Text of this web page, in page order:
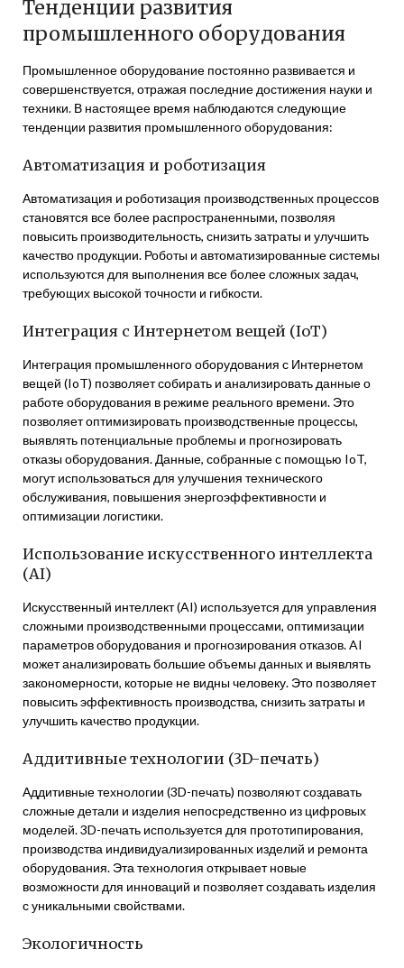
Тенденции развития
промышленного оборудования
Промышленное оборудование постоянно развивается и
совершенствуется, отражая последние достижения науки и
техники. В настоящее время наблюдаются следующие
тенденции развития промышленного оборудования:
Автоматизация и роботизация
Автоматизация и роботизация производственных процессов
становятся все более распространенными, позволяя
повысить производительность, снизить затраты и улучшить
качество продукции. Роботы и автоматизированные системы
используются для выполнения все более сложных задач,
требующих высокой точности и гибкости.
Интеграция с Интернетом вещей (IoT)
Интеграция промышленного оборудования с Интернетом
вещей (IoT) позволяет собирать и анализировать данные о
работе оборудования в режиме реального времени. Это
позволяет оптимизировать производственные процессы,
выявлять потенциальные проблемы и прогнозировать
отказы оборудования. Данные, собранные с помощью IoT,
могут использоваться для улучшения технического
обслуживания, повышения энергоэффективности и
оптимизации логистики.
Использование искусственного интеллекта
(AI)
Искусственный интеллект (AI) используется для управления
сложными производственными процессами, оптимизации
параметров оборудования и прогнозирования отказов. AI
может анализировать большие объемы данных и выявлять
закономерности, которые не видны человеку. Это позволяет
повысить эффективность производства, снизить затраты и
улучшить качество продукции.
Аддитивные технологии (3D-печать)
Аддитивные технологии (3D-печать) позволяют создавать
сложные детали и изделия непосредственно из цифровых
моделей. 3D-печать используется для прототипирования,
производства индивидуализированных изделий и ремонта
оборудования. Эта технология открывает новые
возможности для инноваций и позволяет создавать изделия
с уникальными свойствами.
Экологичность